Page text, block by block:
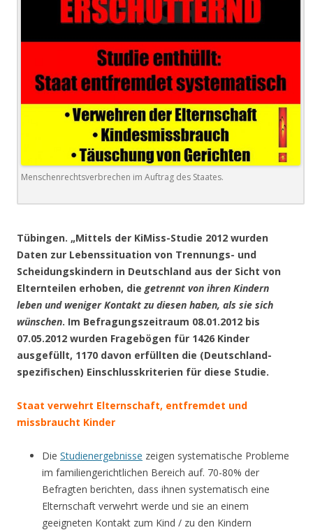
Menschenrechtsverbrechen im Auftrag des Staates.
Tübingen. „Mittels der KiMiss-Studie 2012 wurden
Daten zur Lebenssituation von Trennungs- und
Scheidungskindern in Deutschland aus der Sicht von
Elternteilen erhoben, die getrennt von ihren Kindern
leben und weniger Kontakt zu diesen haben, als sie sich
wünschen. Im Befragungszeitraum 08.01.2012 bis
07.05.2012 wurden Fragebögen für 1426 Kinder
ausgefüllt, 1170 davon erfüllten die (Deutschland-
spezifischen) Einschlusskriterien für diese Studie.
Staat verwehrt Elternschaft, entfremdet und
missbraucht Kinder
Die Studienergebnisse zeigen systematische Probleme
im familiengerichtlichen Bereich auf. 70-80% der
Befragten berichten, dass ihnen systematisch eine
Elternschaft verwehrt werde und sie an einem
geeigneten Kontakt zum Kind / zu den Kindern